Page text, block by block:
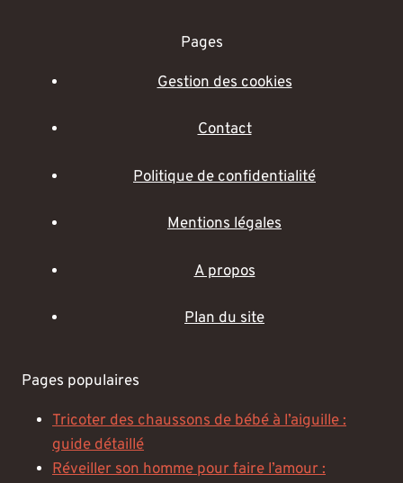
Pages
Gestion des cookies
Contact
Politique de confidentialité
Mentions légales
A propos
Plan du site
Pages populaires
Tricoter des chaussons de bébé à l’aiguille :
guide détaillé
Réveiller son homme pour faire l’amour :